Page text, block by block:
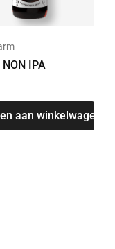
IPA
aan winkelwagen